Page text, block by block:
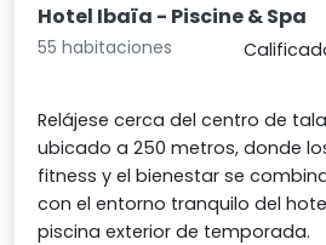
Hotel Ibaïa - Piscine & Spa
55 habitaciones
Relájese cerca del centro de
ubicado a 250 metros, donde
fitness y el bienestar se
con el entorno tranquilo del
piscina exterior de temporada.